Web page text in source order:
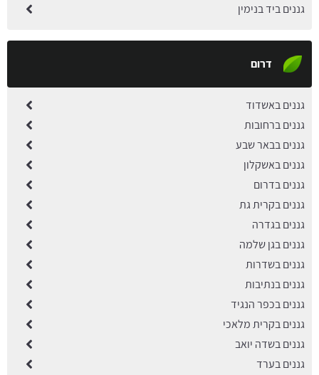
גננים ביד בנימין
דרום
גננים באשדוד
גננים ברחובות
גננים בבאר שבע
גננים באשקלון
גננים בדרום
גננים בקרית גת
גננים בגדרה
גננים בגן שלמה
גננים בשדרות
גננים בנתיבות
גננים בכפר הנגיד
גננים בקרית מלאכי
גננים בשדה יואב
גננים בערד